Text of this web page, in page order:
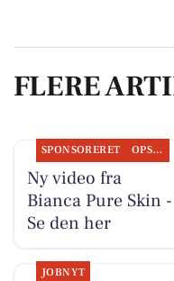
FLERE
SPONSORERET OPSLAGSTAVLEN
Ny video fra
Bianca Pure Skin -
Se den her
JOBNYT